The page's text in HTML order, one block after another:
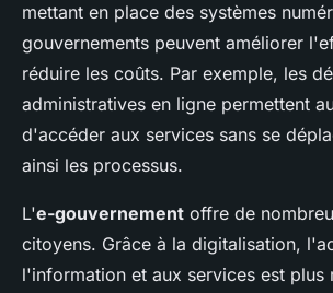
mettant en place des systèmes
gouvernements peuvent améliorer
réduire les coûts. Par exemple, les
administratives en ligne permettent
d'accéder aux services sans se
ainsi les processus.
L'e-gouvernement offre de
citoyens. Grâce à la digitalisation,
l'information et aux services est plus